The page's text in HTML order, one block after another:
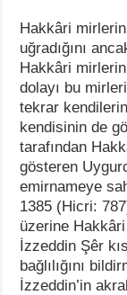
Hakkâri
uğradığını
Hakkâri
dolayı bu
tekrar
kendisinin de
tarafından
gösteren
emirnameye
1385 (Hicri:
üzerine
İzzeddin Şêr
bağlılığını
İzzeddin’in